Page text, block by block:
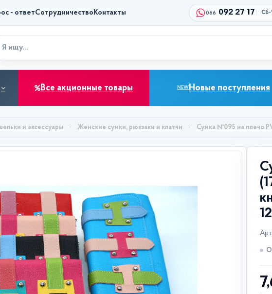
- ответСотрудничество Контакты 066 092 27 17 Сб-
Все акционные товары NEW Новые поступления
и аксессуары Женские сумки, рюкзаки и клатчи Сумка №095 на плечо